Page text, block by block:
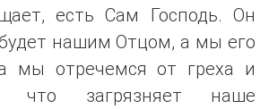
есть Сам Господь. Он
нашим Отцом, а мы его
мы отречемся от греха и
что загрязняет наше